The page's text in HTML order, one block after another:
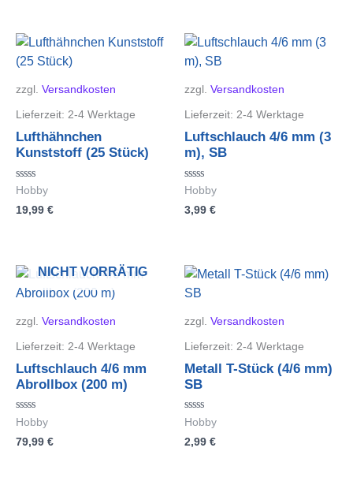
zzgl. Versandkosten
Lieferzeit: 2-4 Werktage
Lufthähnchen
Kunststoff (25 Stück)
Bewertet
0
Hobby
19,99 €
zzgl. Versandkosten
Lieferzeit: 2-4 Werktage
Luftschlauch 4/6 mm (3
m), SB
Bewertet
0
Hobby
3,99 €
NICHT VORRÄTIG
zzgl. Versandkosten
Lieferzeit: 2-4 Werktage
Luftschlauch 4/6 mm
Abrollbox (200 m)
Bewertet
0
Hobby
79,99 €
zzgl. Versandkosten
Lieferzeit: 2-4 Werktage
Metall T-Stück (4/6 mm)
SB
Bewertet
0
Hobby
2,99 €